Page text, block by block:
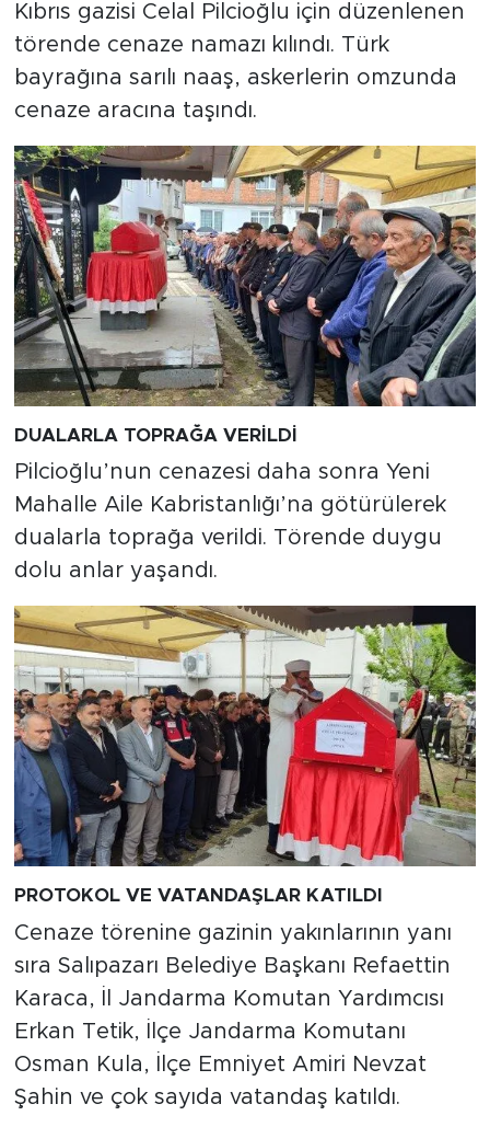
Kıbrıs gazisi Celal Pilcioğlu için düzenlenen
törende cenaze namazı kılındı. Türk
bayrağına sarılı naaş, askerlerin omzunda
cenaze aracına taşındı.
DUALARLA TOPRAĞA VERİLDİ
Pilcioğlu’nun cenazesi daha sonra Yeni
Mahalle Aile Kabristanlığı’na götürülerek
dualarla toprağa verildi. Törende duygu
dolu anlar yaşandı.
PROTOKOL VE VATANDAŞLAR KATILDI
Cenaze törenine gazinin yakınlarının yanı
sıra Salıpazarı Belediye Başkanı Refaettin
Karaca, İl Jandarma Komutan Yardımcısı
Erkan Tetik, İlçe Jandarma Komutanı
Osman Kula, İlçe Emniyet Amiri Nevzat
Şahin ve çok sayıda vatandaş katıldı.